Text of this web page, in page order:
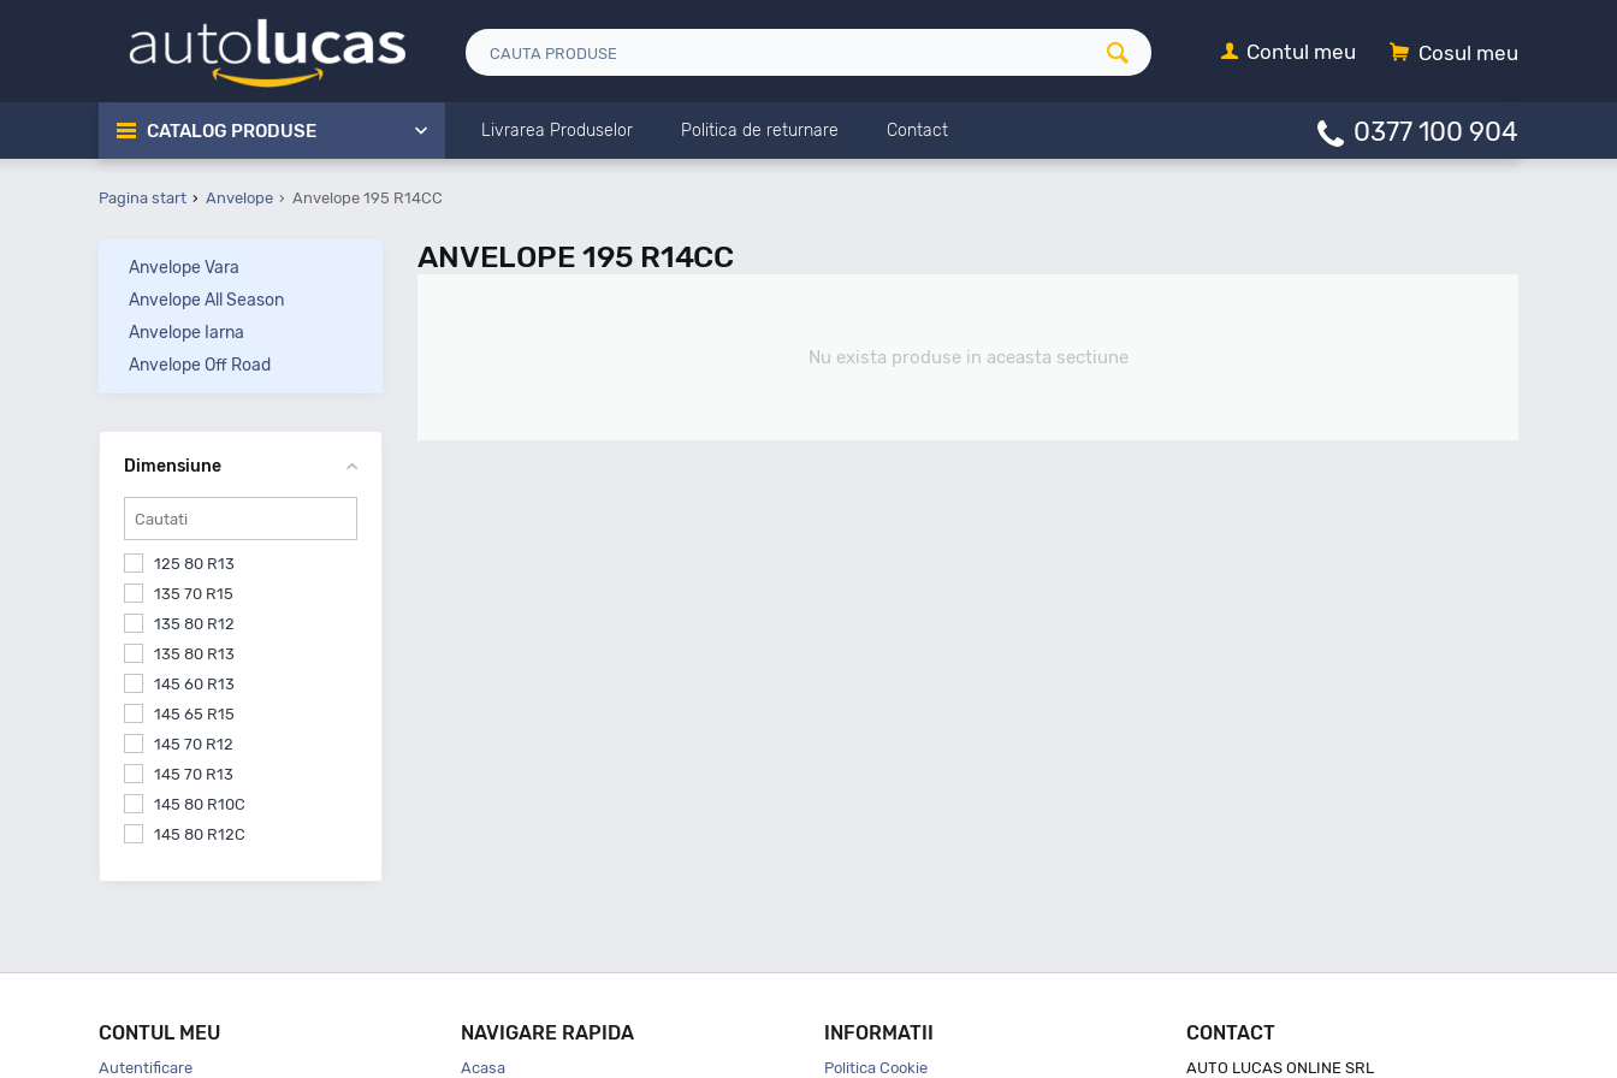
Cosul meu
Contul meu
CATALOG PRODUSE Livrarea Produselor Politica de returnare Contact 0377 100 904
Pagina start Anvelope Anvelope 195 R14CC
ANVELOPE 195 R14CC
Nu exista produse in aceasta sectiune
Anvelope Vara
Anvelope All Season
Anvelope Iarna
Anvelope Off Road
Dimensiune
125 80 R13
135 70 R15
135 80 R12
135 80 R13
145 60 R13
145 65 R15
145 70 R12
145 70 R13
145 80 R10C
145 80 R12C
155 65 R14
CONTUL MEU
Autentificare
NAVIGARE RAPIDA
Acasa
INFORMATII
Politica Cookie
CONTACT
AUTO LUCAS ONLINE SRL